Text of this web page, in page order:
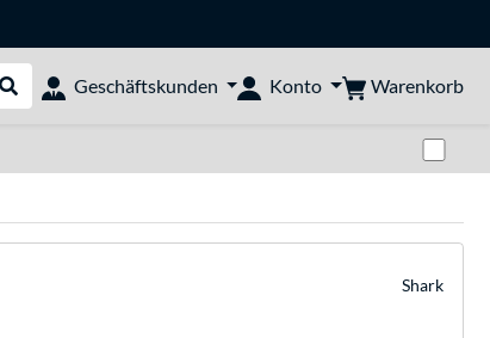
Suche durchführen
Geschäftskunden Konto Warenkorb
Shark